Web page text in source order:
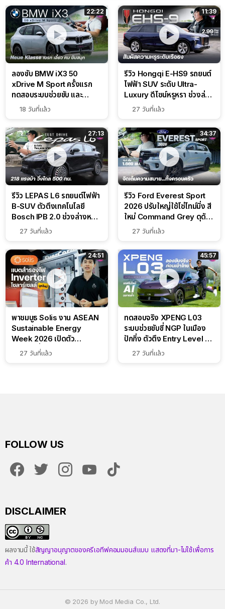
22:22
ลองขับ BMW iX3 50
xDrive M Sport ครั้งแรก
ทดสอบระบบช่วยขับ และ
Performance แบบจัดเต็มใน
18 วันที่แล้ว
11:39
รีวิว Hongqi E-HS9 รถยนต์
ไฟฟ้า SUV ระดับ Ultra-
Luxury ดีไซน์หรูหรา ช่วงล่าง
CDC นุ่มหนึบเหนือระดับ
27 วันที่แล้ว
27:13
รีวิว LEPAS L6 รถยนต์ไฟฟ้า
B-SUV ตัวตึงเทคโนโลยี
Bosch IPB 2.0 ช่วงล่างหนึบ
ลุ้นราคา 7 แสนต้น
27 วันที่แล้ว
34:37
รีวิว Ford Everest Sport
2026 ปรับใหญ่ใช้โซ่ไทม์มิ่ง สี
ใหม่ Command Grey ดุดัน
สไตล์ครอบครัวสายลุย
27 วันที่แล้ว
24:51
พาชมบูธ Solis งาน ASEAN
Sustainable Energy
Week 2026 เปิดตัว
แบตเตอรี่ IntelliHouse และ
27 วันที่แล้ว
45:57
ทดสอบจริง XPENG L03
ระบบช่วยขับขี่ NGP ในเมือง
ปักกิ่ง ตัวตึง Entry Level ที่
ทำได้เกินตัว
27 วันที่แล้ว
FOLLOW US
DISCLAIMER
ผลงานนี้ ใช้สัญญาอนุญาตของครีเอทีฟคอมมอนส์แบบ แสดงที่มา-ไม่ใช้เพื่อการ
ค้า 4.0 International.
© 2026 by Mod Media Co., Ltd.